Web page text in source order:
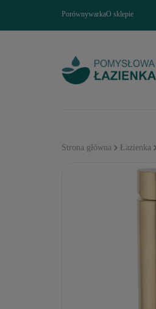
PorównywarkaO sklepie
Strona główna Łazienka